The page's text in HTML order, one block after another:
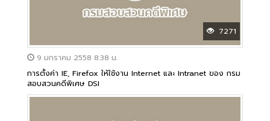
7271
9 มกราคม 2558 8:38 น.
การตั้งค่า IE, Firefox ให้ใช้งาน Internet และ Intranet ของ กรม
สอบสวนคดีพิเศษ DSI